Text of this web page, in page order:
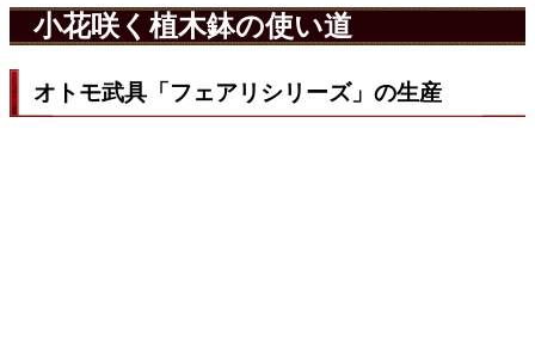
小花咲く植木鉢の使い道
オトモ武具「フェアリシリーズ」の生産